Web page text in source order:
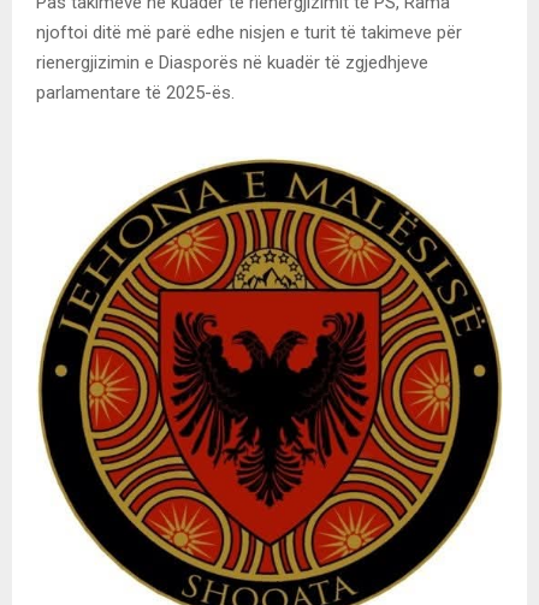
njoftoi ditë më parë edhe nisjen e turit të takimeve për
rienergjizimin e Diasporës në kuadër të zgjedhjeve
parlamentare të 2025-ës.